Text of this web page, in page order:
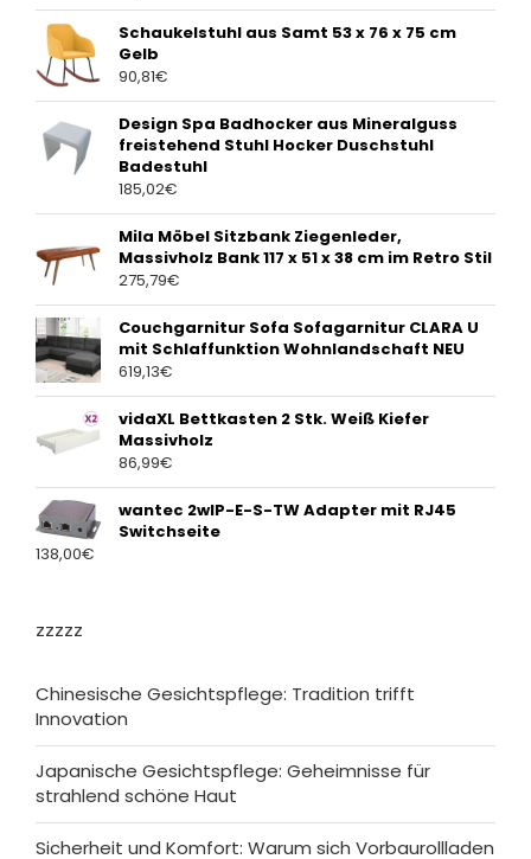
Schaukelstuhl aus Samt 53 x 76 x 75 cm
Gelb
90,81€
Design Spa Badhocker aus Mineralguss
freistehend Stuhl Hocker Duschstuhl
Badestuhl
185,02€
Mila Möbel Sitzbank Ziegenleder,
Massivholz Bank 117 x 51 x 38 cm im Retro Stil
275,79€
Couchgarnitur Sofa Sofagarnitur CLARA U
mit Schlaffunktion Wohnlandschaft NEU
619,13€
vidaXL Bettkasten 2 Stk. Weiß Kiefer
Massivholz
86,99€
wantec 2wIP-E-S-TW Adapter mit RJ45
Switchseite
138,00€
zzzzz
Chinesische Gesichtspflege: Tradition trifft
Innovation
Japanische Gesichtspflege: Geheimnisse für
strahlend schöne Haut
Sicherheit und Komfort: Warum sich Vorbaurollladen